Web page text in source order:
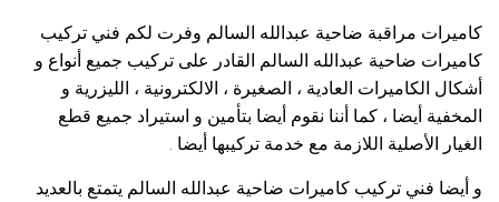
كاميرات مراقبة ضاحية عبدالله السالم وفرت لكم فني تركيب
كاميرات ضاحية عبدالله السالم القادر على تركيب جميع أنواع و
أشكال الكاميرات العادية ، الصغيرة ، الالكترونية ، الليزرية و
المخفية أيضا ، كما أننا نقوم أيضا بتأمين و استيراد جميع قطع
الغيار الأصلية اللازمة مع خدمة تركيبها أيضا .
و أيضا فني تركيب كاميرات ضاحية عبدالله السالم يتمتع بالعديد